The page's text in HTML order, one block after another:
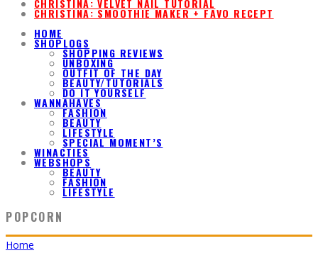
CHRISTINA: VELVET NAIL TUTORIAL
CHRISTINA: SMOOTHIE MAKER + FAVO RECEPT
HOME
SHOPLOGS
SHOPPING REVIEWS
UNBOXING
OUTFIT OF THE DAY
BEAUTY/TUTORIALS
DO IT YOURSELF
WANNAHAVES
FASHION
BEAUTY
LIFESTYLE
SPECIAL MOMENT’S
WINACTIES
WEBSHOPS
BEAUTY
FASHION
LIFESTYLE
POPCORN
Home